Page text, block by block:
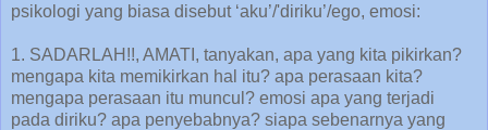
psikologi yang biasa disebut ‘aku’/'diriku’/ego, emosi:
1. SADARLAH!!, AMATI, tanyakan, apa yang kita pikirkan?
mengapa kita memikirkan hal itu? apa perasaan kita?
mengapa perasaan itu muncul? emosi apa yang terjadi
pada diriku? apa penyebabnya? siapa sebenarnya yang